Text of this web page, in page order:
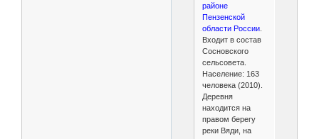
районе
Пензенской
области России.
Входит в состав
Сосновского
сельсовета.
Население: 163
человека (2010).
Деревня
находится на
правом берегу
реки Вяди, на